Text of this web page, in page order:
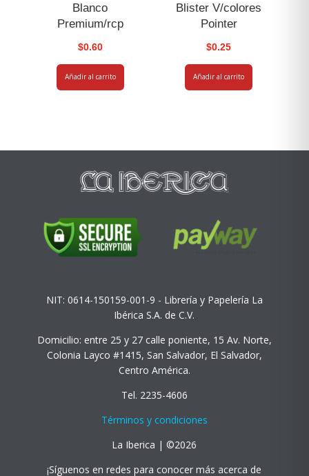
Blanco
Premium/rcp
$0.60
Añadir al carrito
Blister V/colores
Pointer
$0.25
Añadir al carrito
NIT: 0614-150159-001-9 - Librería y Papelería La
Ibérica S.A. de C.V.
Domicilio: entre 25 y 27 calle poniente, 15 Av. Norte,
Colonia Layco #1415, San Salvador, El Salvador,
Centro América.
Tel. 2235-4606
Términos y condiciones
La Iberica | ©2026
¡Síguenos en redes para conocer más acerca de